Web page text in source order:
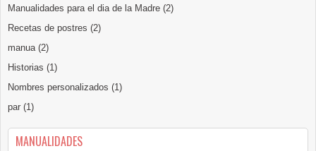
Manualidades para el dia de la Madre (2)
Recetas de postres (2)
manua (2)
Historias (1)
Nombres personalizados (1)
par (1)
MANUALIDADES